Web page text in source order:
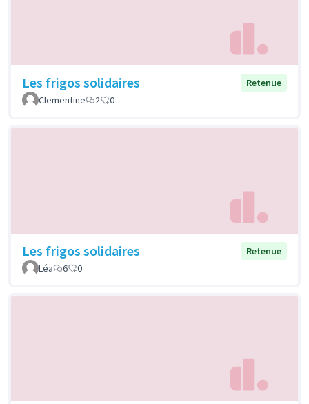
Les frigos solidaires
Retenue
Clementine
2 0
Les frigos solidaires
Retenue
Léa
6 0